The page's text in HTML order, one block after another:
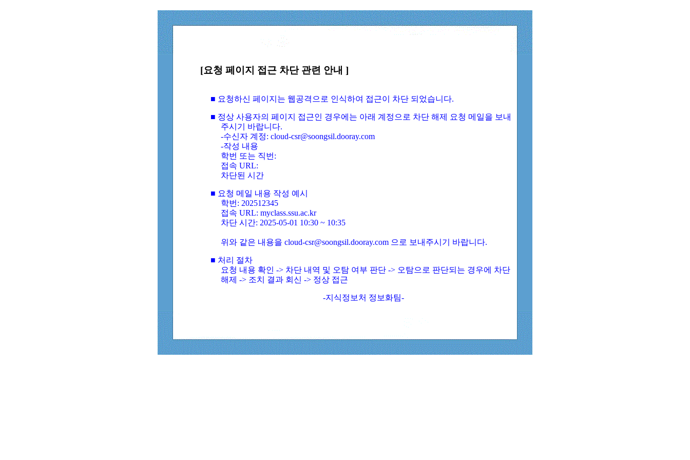
[요청 페이지 접근 차단 관련 안내 ]
■ 요청하신 페이지는 웹공격으로 인식하여 접근이 차단 되었습니다.
■ 정상 사용자의 페이지 접근인 경우에는 아래 계정으로 차단 해제 요청 메일을 보내
주시기 바랍니다.
-수신자 계정: cloud-csr@soongsil.dooray.com
-작성 내용
학번 또는 직번:
접속 URL:
차단된 시간
■ 요청 메일 내용 작성 예시
학번: 202512345
접속 URL: myclass.ssu.ac.kr
차단 시간: 2025-05-01 10:30 ~ 10:35
위와 같은 내용을 cloud-csr@soongsil.dooray.com 으로 보내주시기 바랍니다.
■ 처리 절차
요청 내용 확인 -> 차단 내역 및 오탐 여부 판단 -> 오탐으로 판단되는 경우에 차단
해제 -> 조치 결과 회신 -> 정상 접근
-지식정보처 정보화팀-